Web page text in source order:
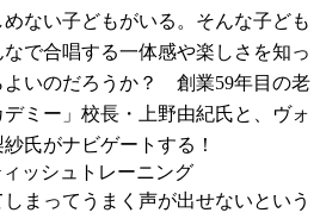
ない子どもがいる。そんな子ども
で合唱する一体感や楽しさを知っ
よいのだろうか？ 創業59年目の老
ミー」校長・上野由紀氏と、ヴォ
氏がナビゲートする！
ッシュトレーニング
まってうまく声が出せないという